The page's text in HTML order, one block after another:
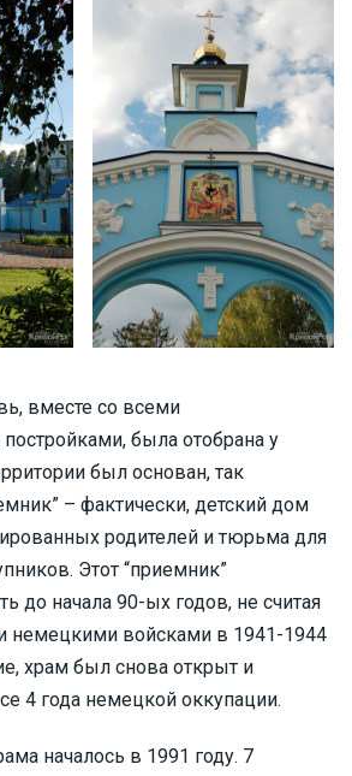
вместе со всеми
была отобрана у
был основан, так
– фактически, детский дом
родителей и тюрьма для
Этот “приемник”
до начала 90-ых годов, не считая
немецкими войсками в 1941-1944
храм был снова открыт и
4 года немецкой оккупации.
началось в 1991 году. 7